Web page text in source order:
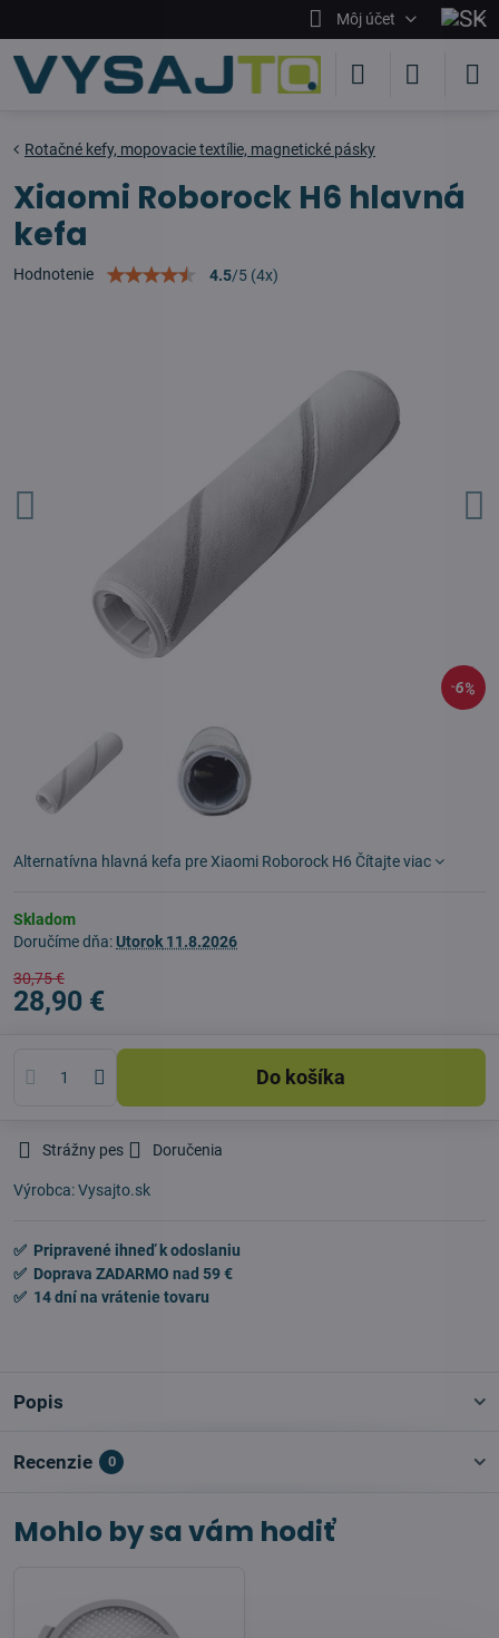
Môj účet
6%
Rotačné kefy, mopovacie textílie, magnetické pásky
Xiaomi Roborock H6 hlavná
kefa
Hodnotenie 4.5/5 (4x)
Alternatívna hlavná kefa pre Xiaomi Roborock H6 Čítajte viac
Skladom
Doručíme dňa:Utorok 11.8.2026
30,75 €
28,90 €
Do košíka
Strážny pes Doručenia
Výrobca:Vysajto.sk
✅ Pripravené ihneď k odoslaniu
✅ Doprava ZADARMO nad 59 €
✅ 14 dní na vrátenie tovaru
Popis
Recenzie 0
Mohlo by sa vám hodiť